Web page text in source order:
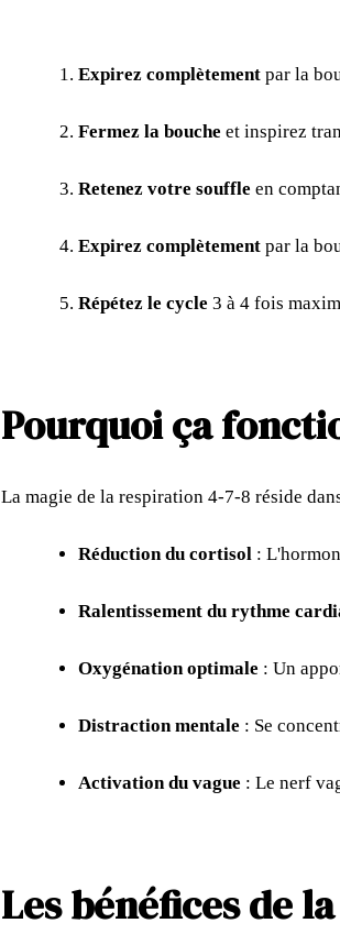
Expirez complètement par la
Fermez la bouche et inspirez
Retenez votre souffle en
Expirez complètement par la
Répétez le cycle 3 à 4 fois
Pourquoi ça
La magie de la respiration 4-7-8 réside
Réduction du cortisol :
Ralentissement du rythme
Oxygénation optimale : Un
Distraction mentale : Se
Activation du vague : Le nerf
Les bénéfices de